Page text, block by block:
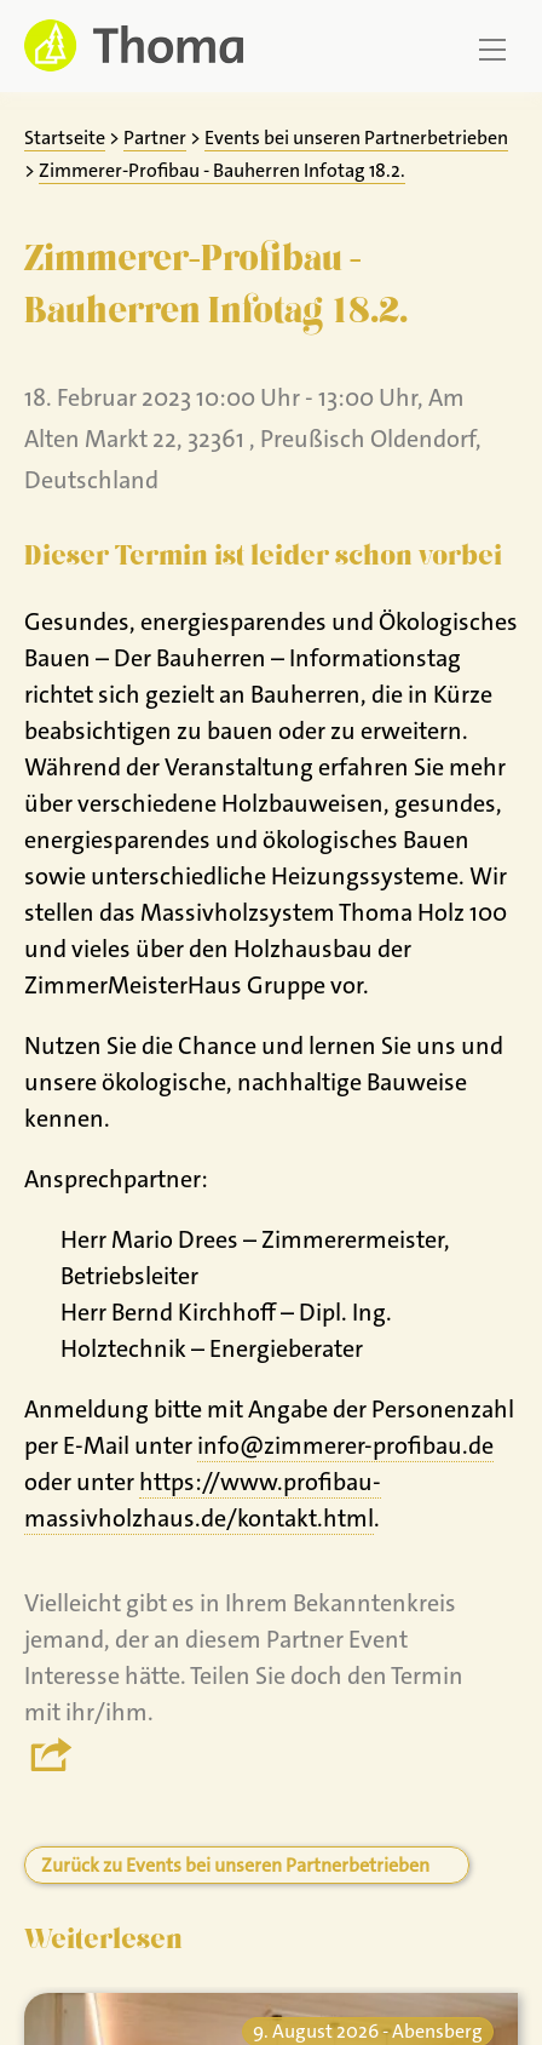
Zum
Inhalt
springen
Startseite > Partner > Events bei unseren Partnerbetrieben
>Zimmerer-Profibau - Bauherren Infotag 18.2.
Zimmerer-Profibau -
Bauherren Infotag 18.2.
18. Februar 2023 10:00 Uhr - 13:00 Uhr, Am
Alten Markt 22, 32361 , Preußisch Oldendorf,
Deutschland
Dieser Termin ist leider schon vorbei
Gesundes, energiesparendes und Ökologisches
Bauen – Der Bauherren – Informationstag
richtet sich gezielt an Bauherren, die in Kürze
beabsichtigen zu bauen oder zu erweitern.
Während der Veranstaltung erfahren Sie mehr
über verschiedene Holzbauweisen, gesundes,
energiesparendes und ökologisches Bauen
sowie unterschiedliche Heizungssysteme. Wir
stellen das Massivholzsystem Thoma Holz 100
und vieles über den Holzhausbau der
ZimmerMeisterHaus Gruppe vor.
Nutzen Sie die Chance und lernen Sie uns und
unsere ökologische, nachhaltige Bauweise
kennen.
Ansprechpartner:
Herr Mario Drees – Zimmerermeister,
Betriebsleiter
Herr Bernd Kirchhoff – Dipl. Ing.
Holztechnik – Energieberater
Anmeldung bitte mit Angabe der Personenzahl
per E-Mail unterinfo@zimmerer-profibau.de
oder unterhttps://www.profibau-
massivholzhaus.de/kontakt.html.
Vielleicht gibt es in Ihrem Bekanntenkreis
jemand, der an diesem Partner Event
Interesse hätte. Teilen Sie doch den Termin
mit ihr/ihm.
Zurück zu Events bei unseren Partnerbetrieben
Weiterlesen
9. August 2026 - Abensberg